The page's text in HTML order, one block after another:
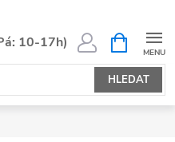
HLEDAT
NÁKUPNÍ
KOŠÍK